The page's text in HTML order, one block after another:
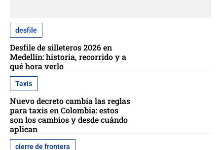
desfile
Desfile de silleteros 2026 en
Medellín: historia, recorrido y a
qué hora verlo
Taxis
Nuevo decreto cambia las reglas
para taxis en Colombia: estos
son los cambios y desde cuándo
aplican
cierre de frontera